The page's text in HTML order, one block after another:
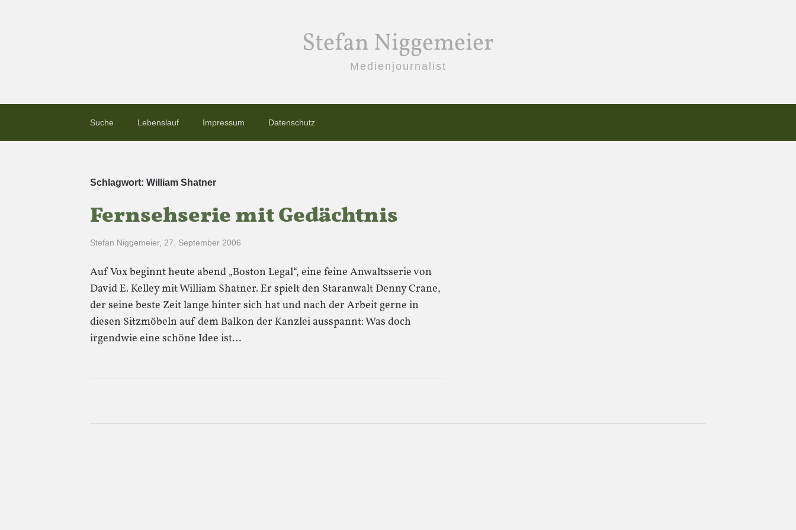
Stefan Niggemeier
Medienjournalist
Suche Lebenslauf Impressum Datenschutz
Schlagwort: William Shatner
Fernsehserie mit Gedächtnis
Stefan Niggemeier, 27. September 2006
Auf Vox beginnt heute abend „Boston Legal“, eine feine Anwaltsserie von
David E. Kelley mit William Shatner. Er spielt den Staranwalt Denny Crane,
der seine beste Zeit lange hinter sich hat und nach der Arbeit gerne in
diesen Sitzmöbeln auf dem Balkon der Kanzlei ausspannt: Was doch
irgendwie eine schöne Idee ist…